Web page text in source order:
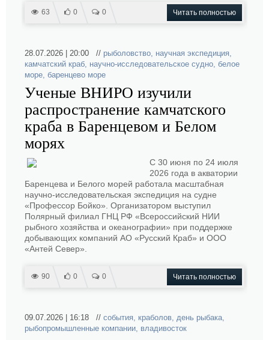
63 0 0 Читать полностью
28.07.2026 | 20:00 // рыболовство, научная экспедиция,
камчатский краб, научно-исследовательское судно, белое
море, баренцево море
Ученые ВНИРО изучили
распространение камчатского
краба в Баренцевом и Белом
морях
С 30 июня по 24 июля
2026 года в акватории
Баренцева и Белого морей работала масштабная
научно-исследовательская экспедиция на судне
«Профессор Бойко». Организатором выступил
Полярный филиал ГНЦ РФ «Всероссийский НИИ
рыбного хозяйства и океанографии» при поддержке
добывающих компаний АО «Русский Краб» и ООО
«Антей Север».
90 0 0 Читать полностью
09.07.2026 | 16:18 // события, краболов, день рыбака,
рыбопромышленные компании, владивосток